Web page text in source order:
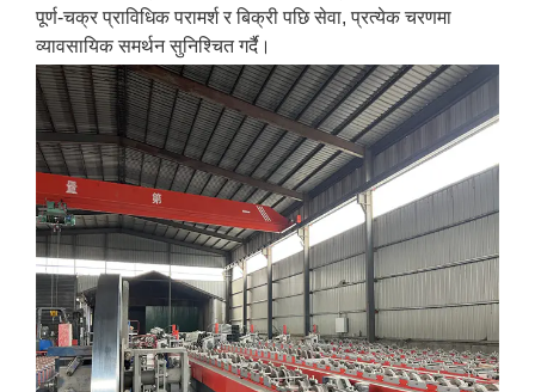
पूर्ण-चक्र प्राविधिक परामर्श र बिक्री पछि सेवा, प्रत्येक चरणमा
व्यावसायिक समर्थन सुनिश्चित गर्दै।